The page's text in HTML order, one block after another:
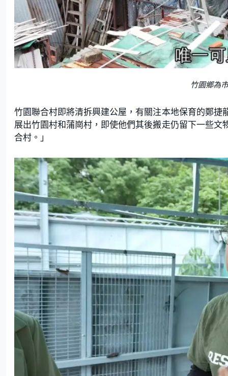
竹園鄉為
竹園聯合村即將清拆興建公屋，有關注本地保育的鄭
展出竹園村和蒲崗村，即使他們其後搬走仍留下一些
合村。」